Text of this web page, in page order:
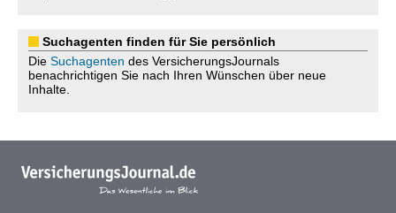
Suchagenten finden für Sie persönlich
Die Suchagenten des VersicherungsJournals
benachrichtigen Sie nach Ihren Wünschen über neue
Inhalte.